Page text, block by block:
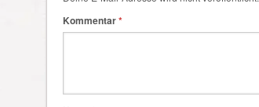
Kommentar*